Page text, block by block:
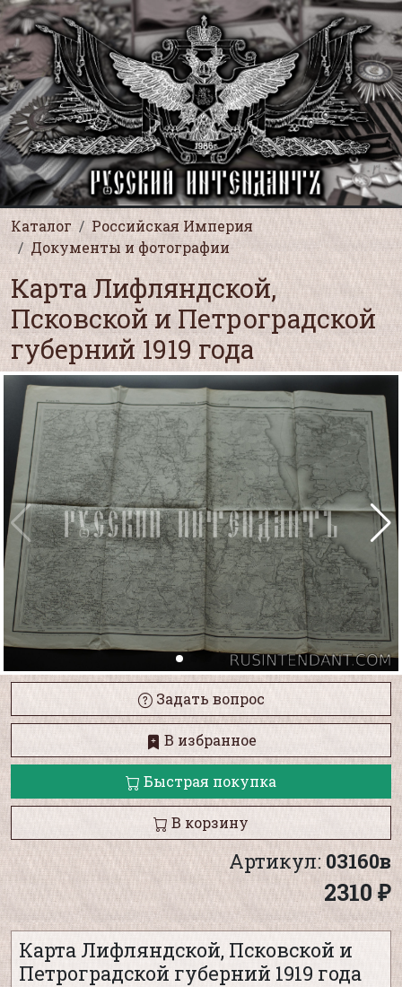
Каталог
Российская Империя
Документы и фотографии
Карта Лифляндской,
Псковской и Петроградской
губерний 1919 года
Задать вопрос
В избранное
Быстрая покупка
В корзину
Артикул:03160в
2310 ₽
Карта Лифляндской, Псковской и
Петроградской губерний 1919 года